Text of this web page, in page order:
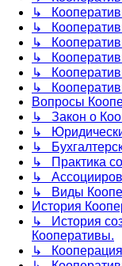
↳
↳
↳
↳
↳
↳
Вопросы
↳ Закон о
↳
↳
↳ Практика
↳
↳ Виды
История
↳ История
Кооперативы.
↳ Кооперация